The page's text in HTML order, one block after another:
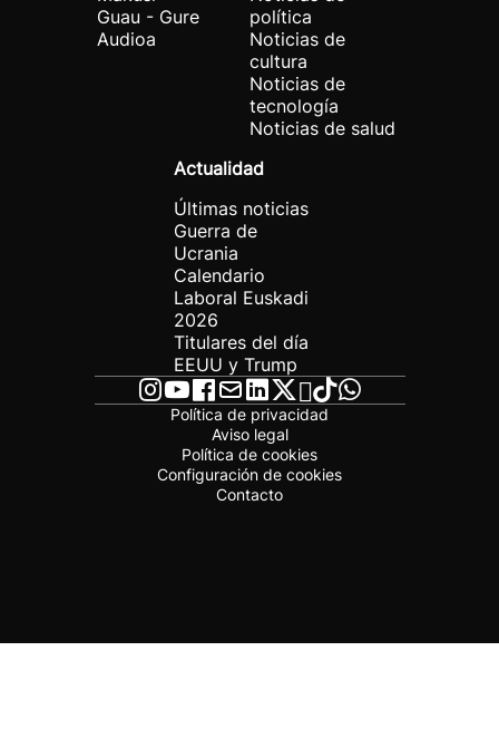
Guau - Gure
Audioa
política
Noticias de
cultura
Noticias de
tecnología
Noticias de salud
Actualidad
Últimas noticias
Guerra de
Ucrania
Calendario
Laboral Euskadi
2026
Titulares del día
EEUU y Trump
Política de privacidad
Aviso legal
Política de cookies
Configuración de cookies
Contacto